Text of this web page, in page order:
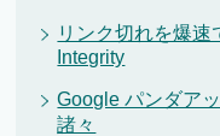
リンク切れを爆速
Integrity
Google パンダア
諸々